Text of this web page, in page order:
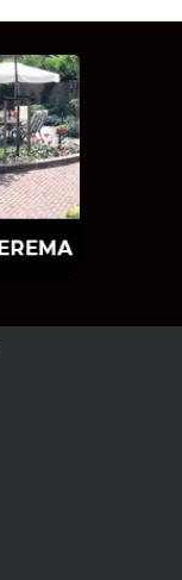
is en
de